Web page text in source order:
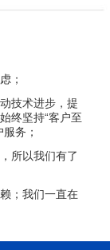
；
技术进步，提
终坚持“客户至
务；
所以我们有了
；我们一直在